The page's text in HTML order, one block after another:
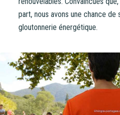
part, nous avons une chance
gloutonnerie énergétique.